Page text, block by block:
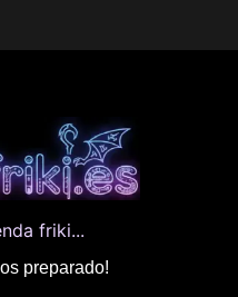
friki...
preparado!